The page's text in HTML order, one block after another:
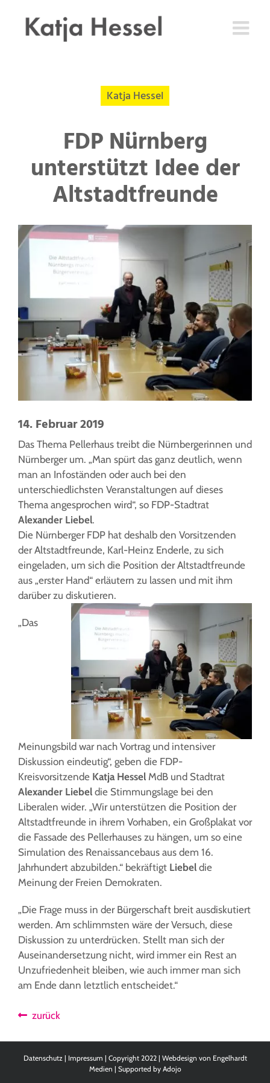
springen
Katja Hessel
FDP Nürnberg
unterstützt Idee der
Altstadtfreunde
14. Februar 2019
Das Thema Pellerhaus treibt die Nürnbergerinnen und
Nürnberger um. „Man spürt das ganz deutlich, wenn
man an Infoständen oder auch bei den
unterschiedlichsten Veranstaltungen auf dieses
Thema angesprochen wird“, so FDP-Stadtrat
Alexander Liebel.
Die Nürnberger FDP hat deshalb den Vorsitzenden
der Altstadtfreunde, Karl-Heinz Enderle, zu sich
eingeladen, um sich die Position der Altstadtfreunde
aus „erster Hand“ erläutern zu lassen und mit ihm
darüber zu diskutieren.
„Das
Meinungsbild war nach Vortrag und intensiver
Diskussion eindeutig“, geben die FDP-
Kreisvorsitzende Katja Hessel MdB und Stadtrat
Alexander Liebel die Stimmungslage bei den
Liberalen wider. „Wir unterstützen die Position der
Altstadtfreunde in ihrem Vorhaben, ein Großplakat vor
die Fassade des Pellerhauses zu hängen, um so eine
Simulation des Renaissancebaus aus dem 16.
Jahrhundert abzubilden.“ bekräftigt Liebel die
Meinung der Freien Demokraten.
„Die Frage muss in der Bürgerschaft breit ausdiskutiert
werden. Am schlimmsten wäre der Versuch, diese
Diskussion zu unterdrücken. Stellt man sich der
Auseinandersetzung nicht, wird immer ein Rest an
Unzufriedenheit bleiben, wie auch immer man sich
am Ende dann letztlich entscheidet.“
zurück
Datenschutz| Impressum | Copyright 2022 | Webdesign von Engelhardt
Medien | Supported by Adojo